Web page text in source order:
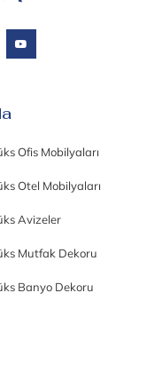
Ofis Mobilyaları
Otel Mobilyaları
Avizeler
Mutfak Dekoru
Banyo Dekoru